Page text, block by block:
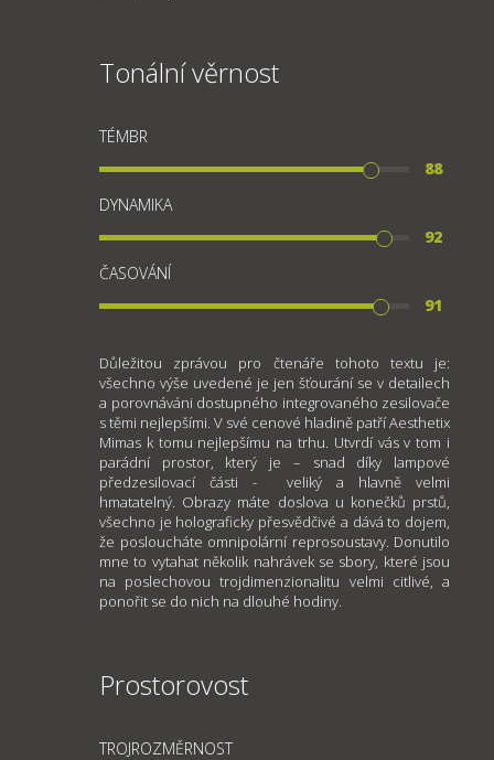
Tonální věrnost
TÉMBR
88
DYNAMIKA
92
ČASOVÁNÍ
91
Důležitou zprávou pro čtenáře tohoto textu je:
všechno výše uvedené je jen šťourání se v detailech
a porovnáváni dostupného integrovaného zesilovače
s těmi nejlepšími. V své cenové hladině patří Aesthetix
Mimas k tomu nejlepšímu na trhu. Utvrdí vás v tom i
parádní prostor, který je – snad díky lampové
předzesilovací části - veliký a hlavně velmi
hmatatelný. Obrazy máte doslova u konečků prstů,
všechno je holograficky přesvědčivé a dává to dojem,
že posloucháte omnipolární reprosoustavy. Donutilo
mne to vytahat několik nahrávek se sbory, které jsou
na poslechovou trojdimenzionalitu velmi citlivé, a
ponořit se do nich na dlouhé hodiny.
Prostorovost
TROJROZMĚRNOST